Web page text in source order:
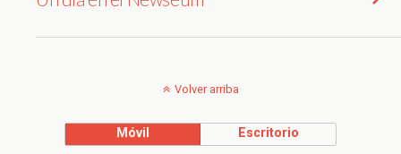
Volver arriba
Móvil Escritorio